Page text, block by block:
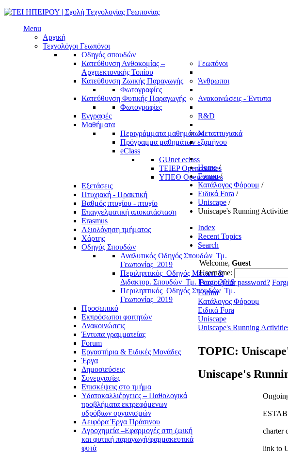
Menu
Αρχική
Τεχνολόγοι Γεωπόνοι
Οδηγός σπουδών
Κατεύθυνση Ανθοκομίας –
Αρχιτεκτονικής Τοπίου
Κατεύθυνση Ζωικής Παραγωγής
Φωτογραφίες
Κατεύθυνση Φυτικής Παραγωγής
Φωτογραφίες
Εγγραφές
Μαθήματα
Περιγράμματα μαθημάτων
Πρόγραμμα μαθημάτων εξαμήνου
eClass
GUnet eclass
TEIEP Opencourses
ΥΠΕΘ Opencourses
Εξετάσεις
Πτυχιακή - Πρακτική
Βαθμός πτυχίου - πτυχίο
Επαγγελματική αποκατάσταση
Erasmus
Αξιολόγηση τμήματος
Χάρτης
Γεωπόνοι
Οδηγός Σπουδών
Αναλυτικός Οδηγός Σπουδών_Τμ.
Γεωπονίας_2019
Περιληπτικός_Οδηγός Μεταπτ &
Διδακτορ. Σπουδών_Τμ. Γεωπ_2019
Περιληπτικός_Οδηγός Σπουδών_Τμ.
Γεωπονίας_2019
Άνθρωποι
Προσωπικό
Εκπρόσωποι φοιτητών
Ανακοινώσεις - Έντυπα
Ανακοινώσεις
Έντυπα γραμματείας
Forum
R&D
Εργαστήρια & Ειδικές Μονάδες
Έργα
Δημοσιεύσεις
Συνεργασίες
Επισκέψεις στο τμήμα
Μεταπτυχιακά
Υδατοκαλλιέργειες – Παθολογικά
προβλήματα εκτρεφόμενων
υδρόβιων οργανισμών
Αειφόρα Έργα Πράσινου
Αγροχημεία –Εφαρμογές στη ζωική
και φυτική παραγωγή/φαρμακευτικά
φυτά
Home /
Forum /
Κατάλογος Φόρουμ /
Ειδικά Fora /
Uniscape /
Uniscape's Running
Index
Recent Topics
Search
Welcome, Guest
Username:
Forgot your password?
Forum
Κατάλογος Φόρουμ
Ειδικά Fora
Uniscape
Uniscape's Running
TOPIC:
Uniscape's
charter
link to